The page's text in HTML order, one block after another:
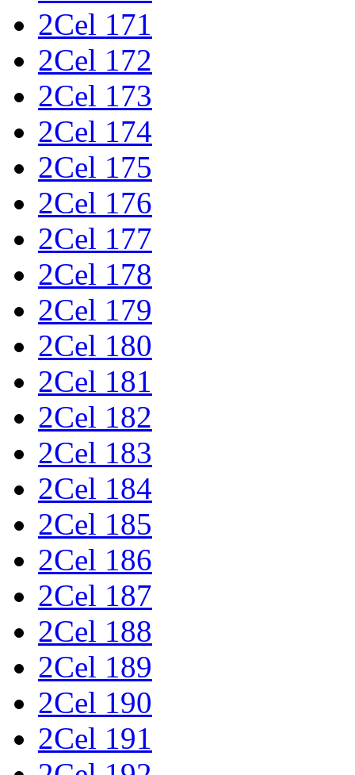
2Cel 171
2Cel 172
2Cel 173
2Cel 174
2Cel 175
2Cel 176
2Cel 177
2Cel 178
2Cel 179
2Cel 180
2Cel 181
2Cel 182
2Cel 183
2Cel 184
2Cel 185
2Cel 186
2Cel 187
2Cel 188
2Cel 189
2Cel 190
2Cel 191